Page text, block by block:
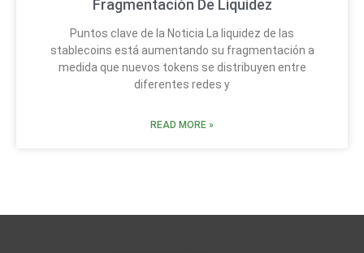
Fragmentación De Liquidez
Puntos clave de la Noticia La liquidez de las
stablecoins está aumentando su fragmentación a
medida que nuevos tokens se distribuyen entre
diferentes redes y
READ MORE »